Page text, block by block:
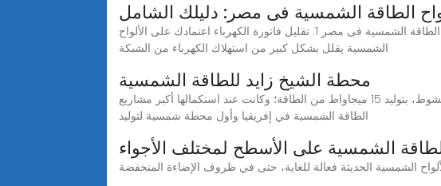
الطاقة الشمسية فى مصر: دليلك الشامل
احسب تكلفة نظامك بدقة من خلال حاسبة الطاقة الشمسية التي توفرها شركة أكروبول. مميزات استخدام الواح الطاقة الشمسية فى مصر 1. تقليل فاتورة الكهرباء اعتمادك على الألواح
الشمسية يقلل بشكل كبير من استهلاك الكهرباء من الشبكة
محطة الشيخ زايد للطاقة الشمسية
تساهم ""محطة الشيخ زايد للطاقة الشمسية الكهروضوئية""، التي طورتها ""مصدر"" في العاصمة الموريتانية نواكشوط، بتوليد 15 ميجاواط من الطاقة؛ وكانت عند استكمالها أكبر مشاريع
الطاقة الشمسية في إفريقيا وأول محطة شمسية لتوليد
الشمسية على الأسطح لمختلف الأجواء